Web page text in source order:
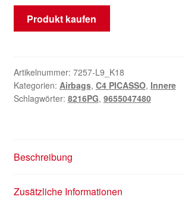
Produkt kaufen
Artikelnummer: 7257-L9_K18
Kategorien: Airbags, C4 PICASSO, Innere
Schlagwörter: 8216PG, 9655047480
Beschreibung
Zusätzliche Informationen